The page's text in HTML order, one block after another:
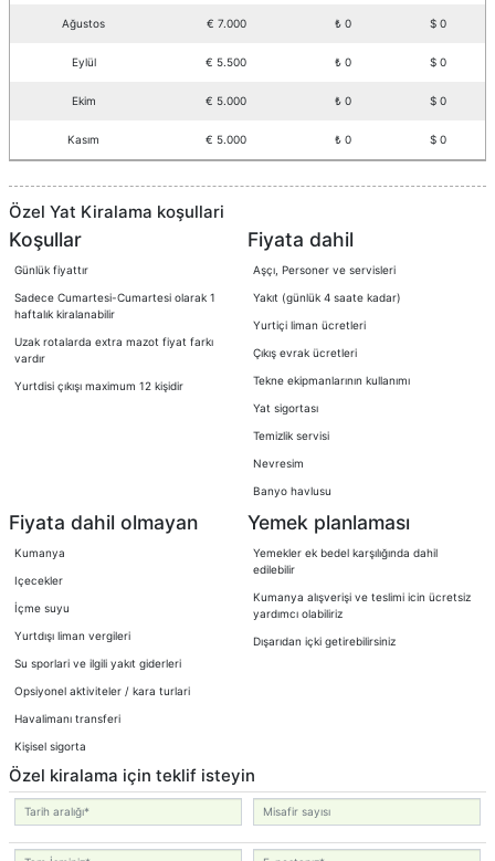
Ağustos € 7.000 ₺ 0 $ 0
Eylül € 5.500 ₺ 0 $ 0
Ekim € 5.000 ₺ 0 $ 0
Kasım € 5.000 ₺ 0 $ 0
Özel Yat Kiralama koşullari
Koşullar
Günlük fiyattır
Sadece Cumartesi-Cumartesi olarak 1
haftalık kiralanabilir
Uzak rotalarda extra mazot fiyat farkı
vardır
Yurtdisi çıkışı maximum 12 kişidir
Fiyata dahil
Aşçı, Personer ve servisleri
Yakıt (günlük 4 saate kadar)
Yurtiçi liman ücretleri
Çıkış evrak ücretleri
Tekne ekipmanlarının kullanımı
Yat sigortası
Temizlik servisi
Nevresim
Banyo havlusu
Fiyata dahil olmayan
Kumanya
Içecekler
İçme suyu
Yurtdışı liman vergileri
Su sporlari ve ilgili yakıt giderleri
Opsiyonel aktiviteler / kara turlari
Havalimanı transferi
Kişisel sigorta
Yemek planlaması
Yemekler ek bedel karşılığında dahil
edilebilir
Kumanya alışverişi ve teslimi icin ücretsiz
yardımcı olabiliriz
Dışarıdan içki getirebilirsiniz
Özel kiralama için teklif isteyin